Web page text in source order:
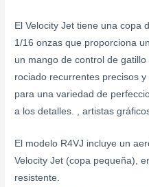
El Velocity Jet tiene una copa
1/16 onzas que proporciona
un mango de control de
rociado recurrentes precisos
para una variedad de
a los detalles. , artistas
El modelo R4VJ incluye un
Velocity Jet (copa pequeña),
resistente.